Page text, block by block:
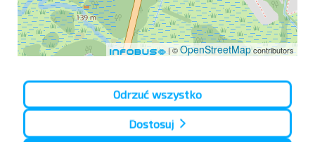
| ©OpenStreetMapcontributors
Dworzec
Dowiedz się więcej z naszejPolityki przetwarzania
danych osobowych, kim jesteśmy, jak możesz się z nami
skontaktować i jak przetwarzamy dane osobowe.
Odrzuć wszystko
Dostosuj